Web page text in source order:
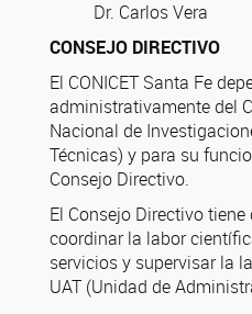
Dr. Carlos Vera
CONSEJO DIRECTIVO
El CONICET Santa Fe
administrativamente del
Nacional de
Técnicas) y para su
Consejo Directivo.
El Consejo Directivo
coordinar la labor
servicios y supervisar la
UAT (Unidad de